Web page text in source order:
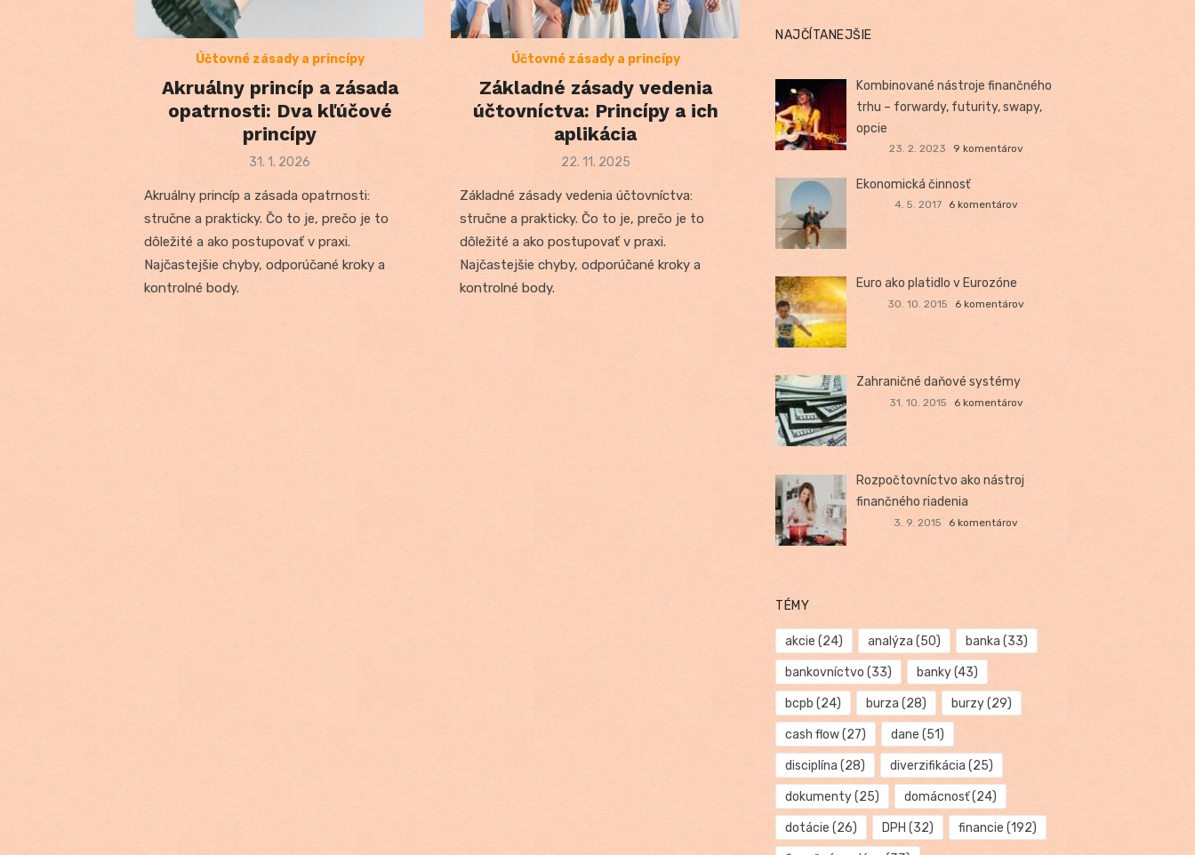
Účtovné zásady a princípy
Akruálny princíp a zásada
opatrnosti: Dva kľúčové
princípy
Posted
31. 1. 2026
Akruálny princíp a zásada opatrnosti:
stručne a prakticky. Čo to je, prečo je to
dôležité a ako postupovať v praxi.
Najčastejšie chyby, odporúčané kroky a
kontrolné body.
Účtovné zásady a princípy
Základné zásady vedenia
účtovníctva: Princípy a ich
aplikácia
Posted
22. 11. 2025
Základné zásady vedenia účtovníctva:
stručne a prakticky. Čo to je, prečo je to
dôležité a ako postupovať v praxi.
Najčastejšie chyby, odporúčané kroky a
kontrolné body.
NAJČÍTANEJŠIE
Kombinované nástroje finančného
trhu – forwardy, futurity, swapy,
opcie
23. 2. 2023 9 komentárov
Ekonomická činnosť
4. 5. 2017 6 komentárov
Euro ako platidlo v Eurozóne
30. 10. 2015 6 komentárov
Zahraničné daňové systémy
31. 10. 2015 6 komentárov
Rozpočtovníctvo ako nástroj
finančného riadenia
3. 9. 2015 6 komentárov
TÉMY
akcie (24) analýza (50) banka (33)
bankovníctvo (33) banky(43)
bcpb (24) burza (28) burzy(29)
cash flow(27) dane (51)
disciplína (28) diverzifikácia (25)
dokumenty(25) domácnosť(24)
dotácie (26) DPH (32) financie (192)